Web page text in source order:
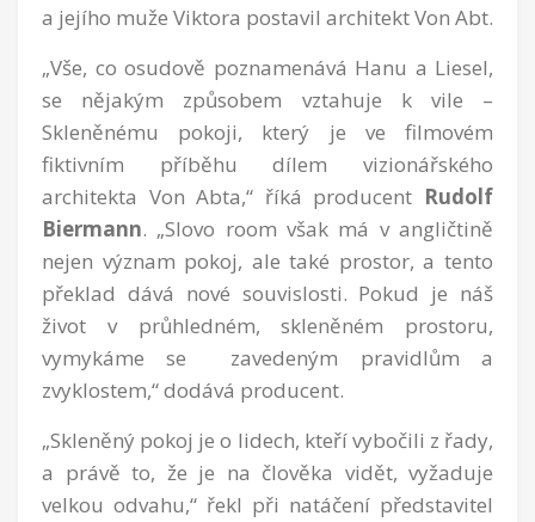
a jejího muže Viktora postavil architekt Von Abt.
„Vše, co osudově poznamenává Hanu a Liesel,
se nějakým způsobem vztahuje k vile –
Skleněnému pokoji, který je ve filmovém
fiktivním příběhu dílem vizionářského
architekta Von Abta,“ říká producent Rudolf
Biermann. „Slovo room však má v angličtině
nejen význam pokoj, ale také prostor, a tento
překlad dává nové souvislosti. Pokud je náš
život v průhledném, skleněném prostoru,
vymykáme se zavedeným pravidlům a
zvyklostem,“ dodává producent.
„Skleněný pokoj je o lidech, kteří vybočili z řady,
a právě to, že je na člověka vidět, vyžaduje
velkou odvahu,“ řekl při natáčení představitel